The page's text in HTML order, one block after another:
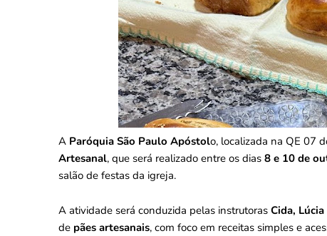
A Paróquia São Paulo Apóstolo, localizada na QE 07
Artesanal, que será realizado entre os dias 8 e 10 de
salão de festas da igreja.
A atividade será conduzida pelas instrutoras Cida,
de pães artesanais, com foco em receitas simples e